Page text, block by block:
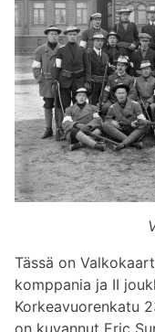
Tässä on
komppania ja II
Korkeavuorenkatu
on kuvannut Eric